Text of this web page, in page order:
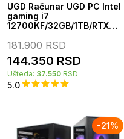
UGD Računar UGD PC Intel
gaming i7
12700KF/32GB/1TB/RTX
kućište
5.0
181.900RSD
144.350 RSD
Ušteda: 37.550 RSD
-21%